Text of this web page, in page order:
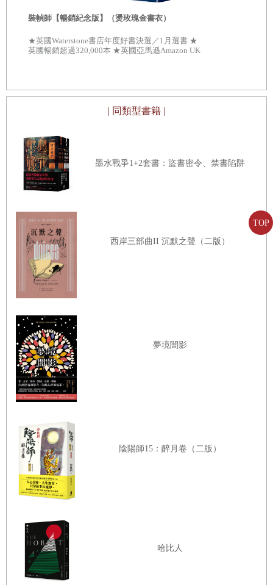
TOP
裝幀師【暢銷紀念版】（燙玫瑰金書衣）
★英國Waterstone書店年度好書決選／1月選書 ★
英國暢銷超過320,000本 ★英國亞馬遜Amazon UK
| 同類型書籍 |
墨水戰爭1+2套書：盜書密令、禁書陷阱
西岸三部曲II 沉默之聲（二版）
夢境闇影
陰陽師15：醉月卷（二版）
哈比人